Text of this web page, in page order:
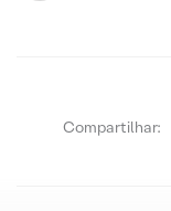
Compartilhar: